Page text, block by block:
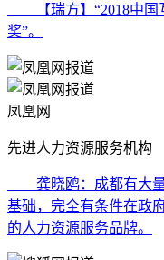
【瑞方】“2018中国
奖”。
凤凰网
先进人力资源服务机构
龚晓鸥：成都有大量
基础，完全有条件在政
的人力资源服务品牌。